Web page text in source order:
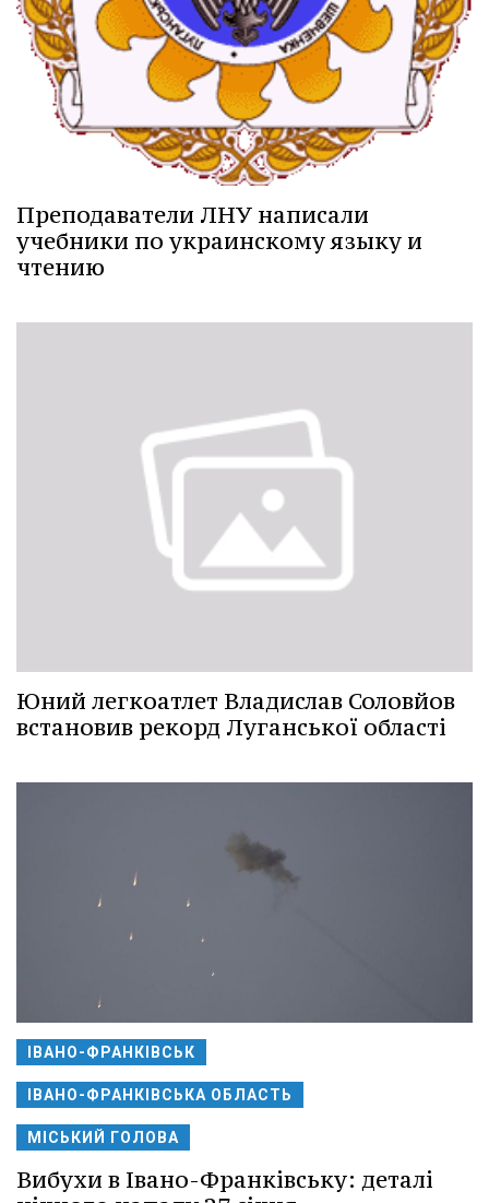
Преподаватели ЛНУ написали
учебники по украинскому языку и
чтению
Юний легкоатлет Владислав Соловйов
встановив рекорд Луганської області
ІВАНО-ФРАНКІВСЬК
ІВАНО-ФРАНКІВСЬКА ОБЛАСТЬ
МІСЬКИЙ ГОЛОВА
Вибухи в Івано-Франківську: деталі